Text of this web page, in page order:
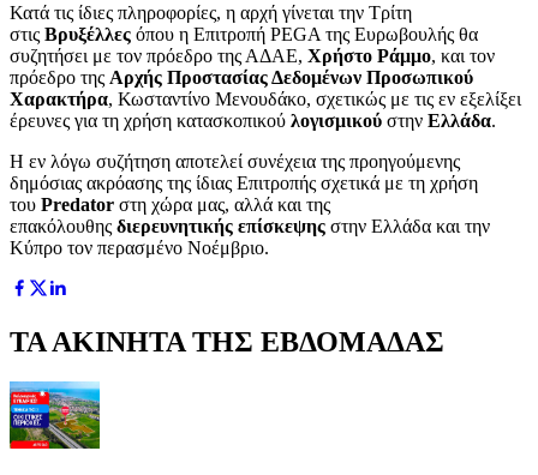
Κατά τις ίδιες πληροφορίες, η αρχή γίνεται την Τρίτη
στις Βρυξέλλες όπου η Επιτροπή PEGA της Ευρωβουλής θα
συζητήσει με τον πρόεδρο της ΑΔΑΕ, Χρήστο Ράμμο, και τον
πρόεδρο της Αρχής Προστασίας Δεδομένων Προσωπικού
Χαρακτήρα, Κωσταντίνο Μενουδάκο, σχετικώς με τις εν εξελίξει
έρευνες για τη χρήση κατασκοπικού λογισμικού στην Ελλάδα.
Η εν λόγω συζήτηση αποτελεί συνέχεια της προηγούμενης
δημόσιας ακρόασης της ίδιας Επιτροπής σχετικά με τη χρήση
του Predator στη χώρα μας, αλλά και της
επακόλουθης διερευνητικής επίσκεψης στην Ελλάδα και την
Κύπρο τον περασμένο Νοέμβριο.
ΤΑ ΑΚΙΝΗΤΑ ΤΗΣ ΕΒΔΟΜΑΔΑΣ